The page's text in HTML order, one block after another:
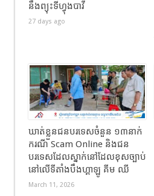
នឹងព្យុះទីហ្វុងបាវី
27 days ago
ឃាត់ខ្លួនជនបរទេសចំនួន ១៣នាក់
ករណី Scam Online និងជន
បរទេសដែលស្នាក់នៅដែលខុសច្បាប់
នៅលើទីតាំងបឹងហ្គាឡូ គីម ឈី
March 11, 2026